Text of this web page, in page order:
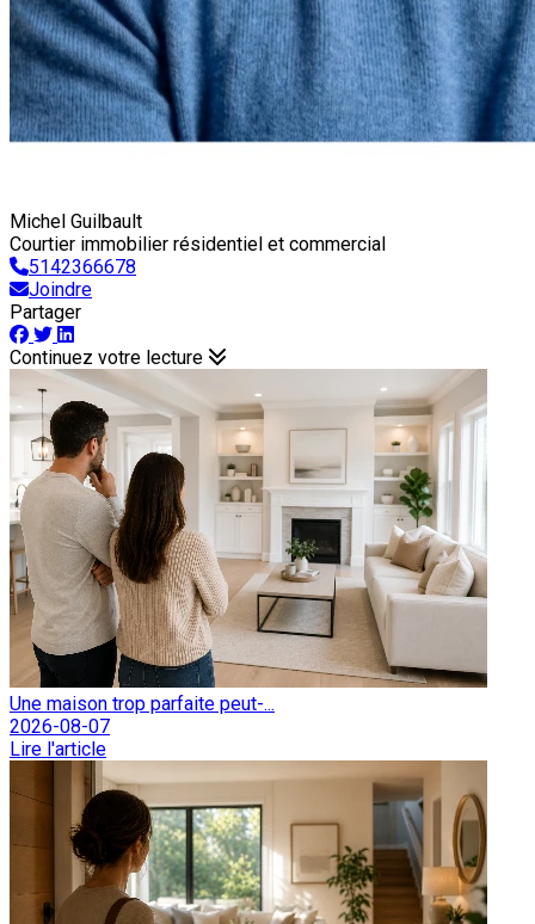
Michel Guilbault
Courtier immobilier résidentiel et commercial
5142366678
Joindre
Partager
Continuez votre lecture
Une maison trop parfaite peut-...
2026-08-07
Lire l'article